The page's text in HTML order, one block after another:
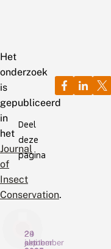
Het
onderzoek
is
gepubliceerd
in
het
Journal
of
Insect
Conservation.
Deel
deze
pagina
29
juni
2
oktober
24
september